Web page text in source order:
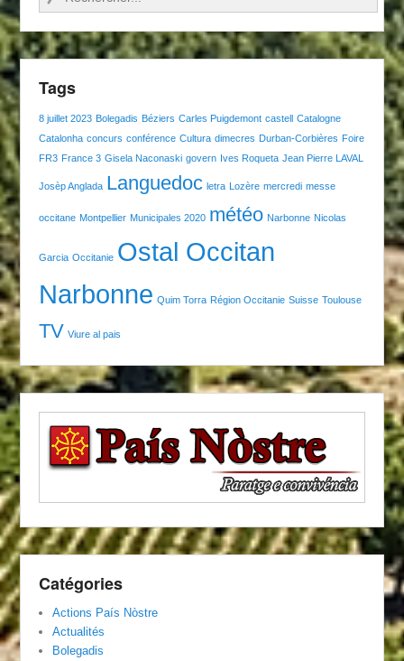
Tags
8 juillet 2023 Bolegadis Béziers Carles Puigdemont castell Catalogne
Catalonha concurs conférence Cultura dimecres Durban-Corbières Foire
FR3 France 3 Gisela Naconaski govern Ives Roqueta Jean Pierre LAVAL
Josèp Anglada Languedoc letra Lozère mercredi messe
occitane Montpellier Municipales 2020 météo Narbonne Nicolas
Garcia Occitanie Ostal Occitan
Narbonne Quim Torra Région Occitanie Suisse Toulouse
TV Viure al pais
Catégories
Actions País Nòstre
Actualités
Bolegadis